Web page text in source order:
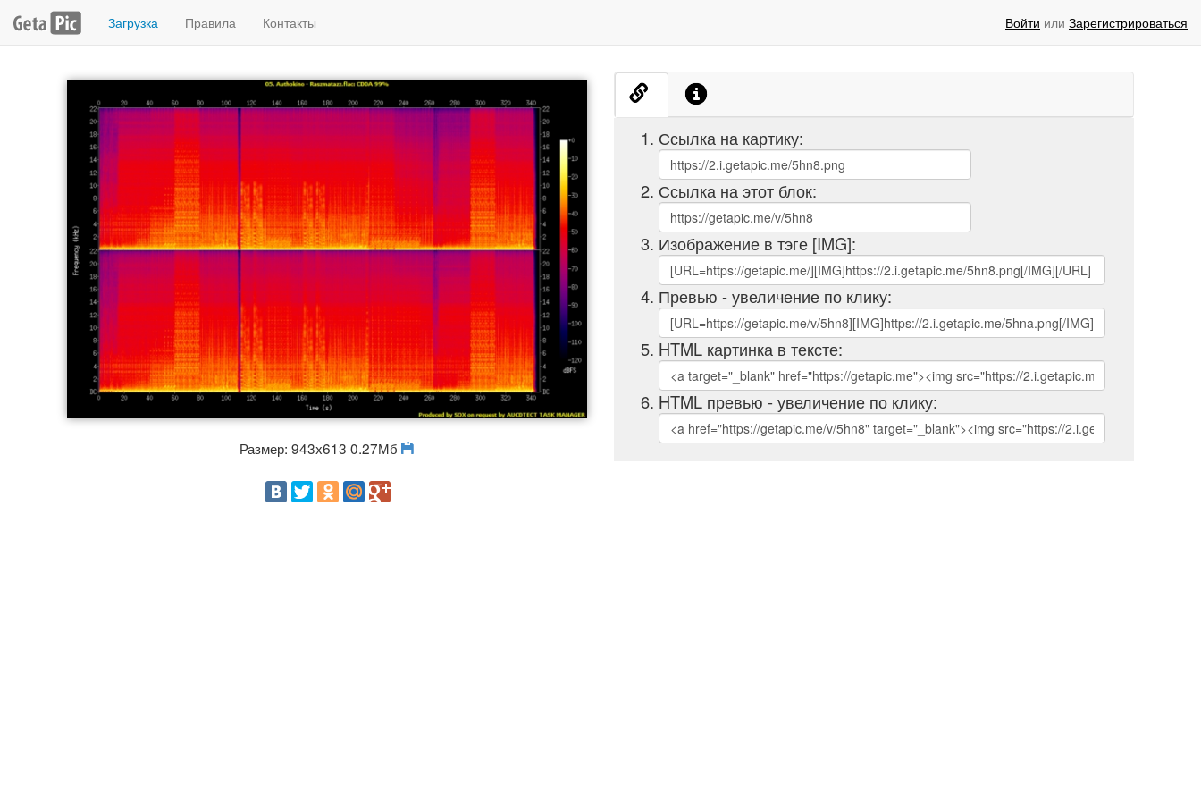
Загрузка Правила Контакты Войти или Зарегистрироваться
Размер: 943x613 0.27Мб
Ссылка на картику:
Ссылка на этот блок:
Изображение в тэге [IMG]:
Превью - увеличение по клику:
HTML картинка в тексте:
HTML превью - увеличение по клику: